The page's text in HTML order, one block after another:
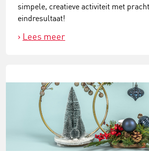
simpele, creatieve activiteit met
eindresultaat!
Lees meer